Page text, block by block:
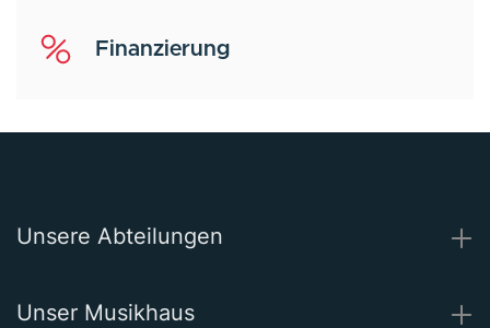
Finanzierung
Unsere Abteilungen
Unser Musikhaus